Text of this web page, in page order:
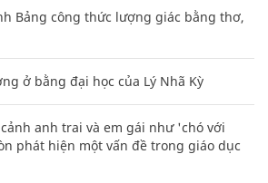
Bảng công thức lượng giác bằng thơ,
ở bằng đại học của Lý Nhã Kỳ
anh trai và em gái như 'chó với
phát hiện một vấn đề trong giáo dục